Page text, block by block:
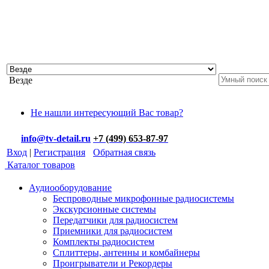
Везде
Не нашли интересующий Вас товар?
info@tv-detail.ru +7 (499) 653-87-97
Вход | Регистрация
Обратная связь
Каталог товаров
Аудиооборудование
Беспроводные микрофонные радиосистемы
Экскурсионные системы
Передатчики для радиосистем
Приемники для радиосистем
Комплекты радиосистем
Сплиттеры, антенны и комбайнеры
Проигрыватели и Рекордеры